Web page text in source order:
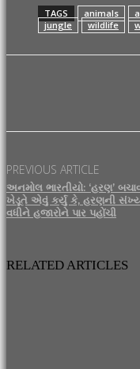
TAGS animals
jungle
wildlife
PREVIOUS ARTICLE
અનમોલ ભારતીયો: ‘હરણ’
ખેડૂતે એવું કર્યુ કે, હરણની
વધીને હજારોને પાર પહોંચી
RELATED ARTICLES